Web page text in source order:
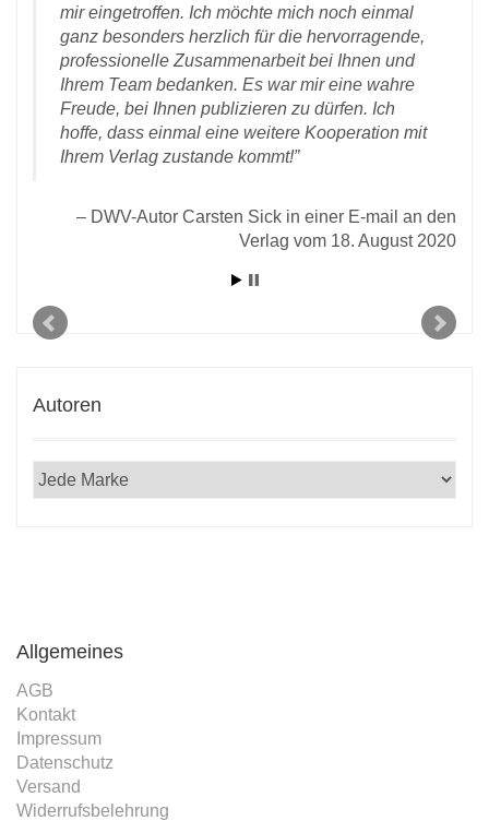
mir eingetroffen. Ich möchte mich noch einmal
ganz besonders herzlich für die hervorragende,
professionelle Zusammenarbeit bei Ihnen und
Ihrem Team bedanken. Es war mir eine wahre
Freude, bei Ihnen publizieren zu dürfen. Ich
hoffe, dass einmal eine weitere Kooperation mit
Ihrem Verlag zustande kommt!
DWV-Autor Carsten Sick in einer E-mail an den
Verlag vom 18. August 2020
Autoren
Allgemeines
AGB
Kontakt
Impressum
Datenschutz
Versand
Widerrufsbelehrung